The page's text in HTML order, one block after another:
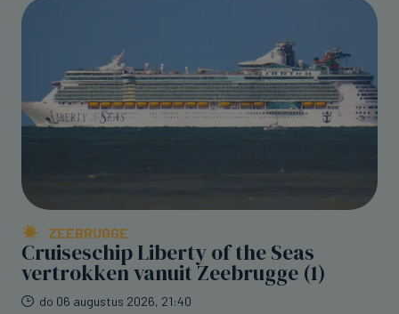
ZEEBRUGGE
Cruiseschip Liberty of the Seas
vertrokken vanuit Zeebrugge (1)
do 06 augustus 2026, 21:40